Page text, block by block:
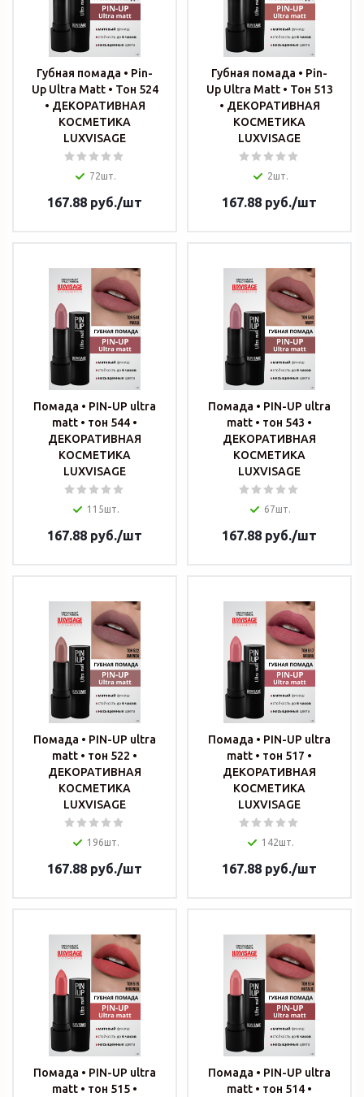
Губная помада • Pin-
Up Ultra Matt • Тон 524
• ДЕКОРАТИВНАЯ
КОСМЕТИКА
LUXVISAGE
72шт.
167.88 руб./шт
Губная помада • Pin-
Up Ultra Matt • Тон 513
• ДЕКОРАТИВНАЯ
КОСМЕТИКА
LUXVISAGE
2шт.
167.88 руб./шт
Помада • PIN-UP ultra
matt • тон 544 •
ДЕКОРАТИВНАЯ
КОСМЕТИКА
LUXVISAGE
115шт.
167.88 руб./шт
Помада • PIN-UP ultra
matt • тон 543 •
ДЕКОРАТИВНАЯ
КОСМЕТИКА
LUXVISAGE
67шт.
167.88 руб./шт
Помада • PIN-UP ultra
matt • тон 522 •
ДЕКОРАТИВНАЯ
КОСМЕТИКА
LUXVISAGE
196шт.
167.88 руб./шт
Помада • PIN-UP ultra
matt • тон 517 •
ДЕКОРАТИВНАЯ
КОСМЕТИКА
LUXVISAGE
142шт.
167.88 руб./шт
Помада • PIN-UP ultra
matt • тон 515 •
Помада • PIN-UP ultra
matt • тон 514 •